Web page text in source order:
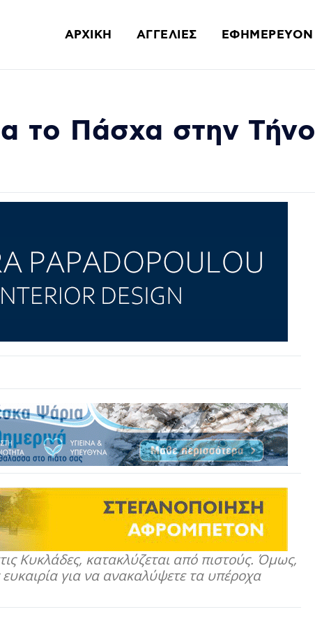
ΑΡΧΙΚΗ ΑΓΓΕΛΙΕΣ ΕΦΗΜΕΡΕΥΟΝ
το Πάσχα στην Τήνο
Κυκλάδες, κατακλύζεται από πιστούς. Όμως,
για να ανακαλύψετε τα υπέροχα